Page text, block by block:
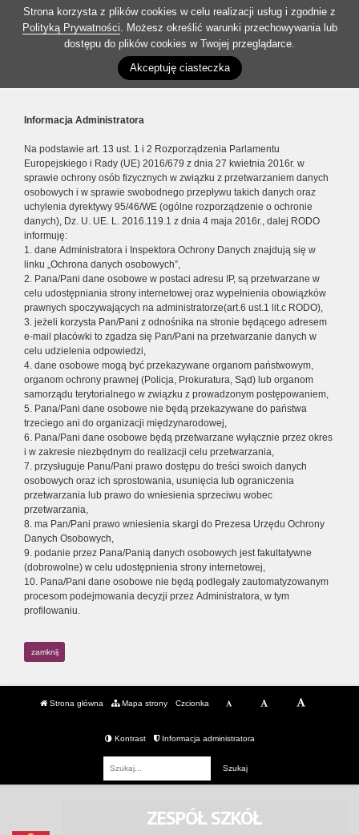
Strona korzysta z plików cookies w celu realizacji usług i zgodnie z
Polityką Prywatności. Możesz określić warunki przechowywania lub
dostępu do plików cookies w Twojej przeglądarce.
Akceptuję ciasteczka
Informacja Administratora
Na podstawie art. 13 ust. 1 i 2 Rozporządzenia Parlamentu
Europejskiego i Rady (UE) 2016/679 z dnia 27 kwietnia 2016r. w
sprawie ochrony osób fizycznych w związku z przetwarzaniem danych
osobowych i w sprawie swobodnego przepływu takich danych oraz
uchylenia dyrektywy 95/46/WE (ogólne rozporządzenie o ochronie
danych), Dz. U. UE. L. 2016.119.1 z dnia 4 maja 2016r., dalej RODO
informuję:
1. dane Administratora i Inspektora Ochrony Danych znajdują się w
linku „Ochrona danych osobowych”,
2. Pana/Pani dane osobowe w postaci adresu IP, są przetwarzane w
celu udostępniania strony internetowej oraz wypełnienia obowiązków
prawnych spoczywających na administratorze(art.6 ust.1 lit.c RODO),
3. jeżeli korzysta Pan/Pani z odnośnika na stronie będącego adresem
e-mail placówki to zgadza się Pan/Pani na przetwarzanie danych w
celu udzielenia odpowiedzi,
4. dane osobowe mogą być przekazywane organom państwowym,
organom ochrony prawnej (Policja, Prokuratura, Sąd) lub organom
samorządu terytorialnego w związku z prowadzonym postępowaniem,
5. Pana/Pani dane osobowe nie będą przekazywane do państwa
trzeciego ani do organizacji międzynarodowej,
6. Pana/Pani dane osobowe będą przetwarzane wyłącznie przez okres
i w zakresie niezbędnym do realizacji celu przetwarzania,
7. przysługuje Panu/Pani prawo dostępu do treści swoich danych
osobowych oraz ich sprostowania, usunięcia lub ograniczenia
przetwarzania lub prawo do wniesienia sprzeciwu wobec
przetwarzania,
8. ma Pan/Pani prawo wniesienia skargi do Prezesa Urzędu Ochrony
Danych Osobowych,
9. podanie przez Pana/Panią danych osobowych jest fakultatywne
(dobrowolne) w celu udostępnienia strony internetowej,
10. Pana/Pani dane osobowe nie będą podlegały zautomatyzowanym
procesom podejmowania decyzji przez Administratora, w tym
profilowaniu.
zamknij
Strona główna Mapa strony Czcionka
Kontrast Informacja administratora
ZESPÓŁ SZKÓŁ